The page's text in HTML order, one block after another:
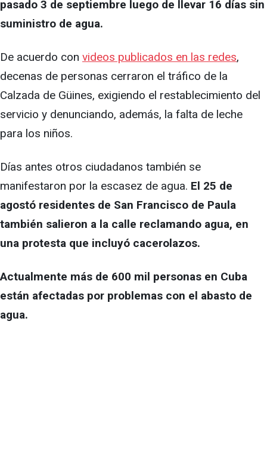
pasado 3 de septiembre luego de llevar 16 días sin
suministro de agua.
De acuerdo con videos publicados en las redes,
decenas de personas cerraron el tráfico de la
Calzada de Güines, exigiendo el restablecimiento del
servicio y denunciando, además, la falta de leche
para los niños.
Días antes otros ciudadanos también se
manifestaron por la escasez de agua. El 25 de
agostó residentes de San Francisco de Paula
también salieron a la calle reclamando agua, en
una protesta que incluyó cacerolazos.
Actualmente más de 600 mil personas en Cuba
están afectadas por problemas con el abasto de
agua.